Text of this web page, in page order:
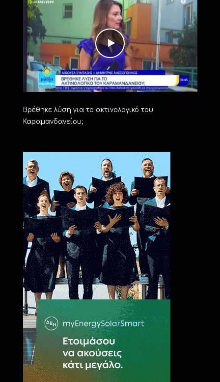
Βρέθηκε λύση για το ακτινολογικό του
Καραμανδανείου;